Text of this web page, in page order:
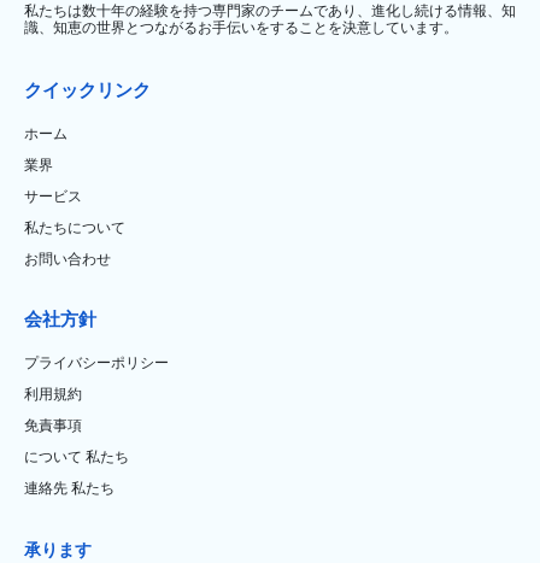
私たちは数十年の経験を持つ専門家のチームであり、進化し続ける情報、知
識、知恵の世界とつながるお手伝いをすることを決意しています。
クイックリンク
ホーム
業界
サービス
私たちについて
お問い合わせ
会社方針
プライバシーポリシー
利用規約
免責事項
について 私たち
連絡先 私たち
承ります